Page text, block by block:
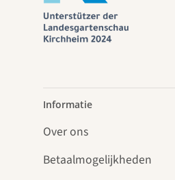
Informatie
Over ons
Betaalmogelijkheden